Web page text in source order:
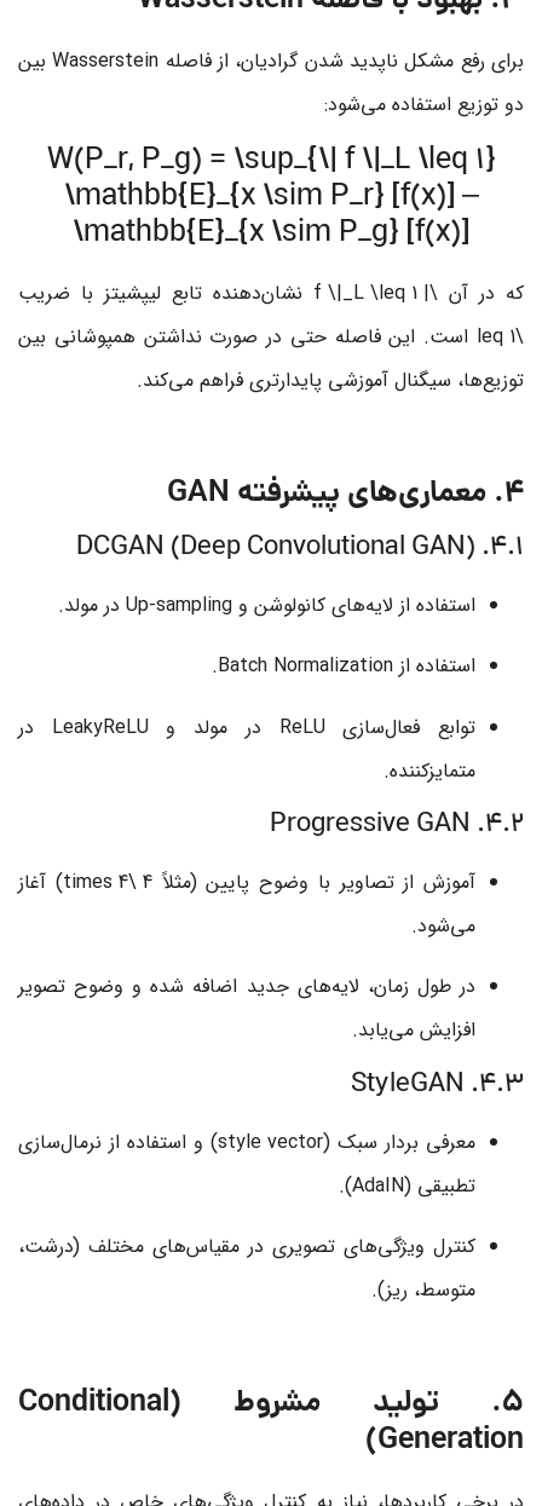
برای رفع مشکل ناپدید شدن گرادیان، از فاصله Wasserstein بین
دو توزیع استفاده می‌شود:
W(P_r, P_g) = \sup_{\| f \|_L \leq 1}
\mathbb{E}_{x \sim P_r} [f(x)] –
\mathbb{E}_{x \sim P_g} [f(x)]
که در آن \| f \|_L \leq 1
نشان‌دهنده تابع لیپشیتز با ضریب
\leq 1
است. این فاصله حتی در صورت نداشتن همپوشانی بین
توزیع‌ها، سیگنال آموزشی پایدارتری فراهم می‌کند.
4. معماری‌های پیشرفته GAN
4.1. DCGAN (Deep Convolutional GAN)
استفاده از لایه‌های کانولوشن و Up-sampling در مولد.
استفاده از Batch Normalization.
توابع فعال‌سازی ReLU در مولد و LeakyReLU در
متمایزکننده.
4.2. Progressive GAN
آموزش از تصاویر با وضوح پایین (مثلاً4 \times 4
) آغاز
می‌شود.
در طول زمان، لایه‌های جدید اضافه شده و وضوح تصویر
افزایش می‌یابد.
4.3. StyleGAN
معرفی بردار سبک (style vector) و استفاده از نرمال‌سازی
تطبیقی (AdaIN).
کنترل ویژگی‌های تصویری در مقیاس‌های مختلف (درشت،
متوسط، ریز).
5. تولید مشروط (Conditional
Generation)